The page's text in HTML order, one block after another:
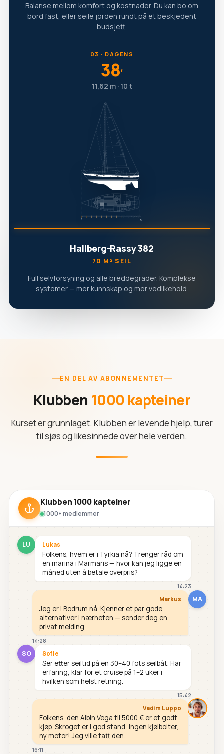
Balanse mellom komfort og kostnader. Du kan bo om
bord fast, eller seile jorden rundt på et beskjedent
budsjett.
03 · DAGENS
38′
11,62 m · 10 t
Hallberg-Rassy 382
70 M² SEIL
Full selvforsyning og alle breddegrader. Komplekse
systemer — mer kunnskap og mer vedlikehold.
EN DEL AV ABONNEMENTET
Klubben 1000 kapteiner
Kurset er grunnlaget. Klubben er levende hjelp, turer
til sjøs og likesinnede over hele verden.
Klubben 1000 kapteiner
1000+ medlemmer
LU Lukas
Folkens, hvem er i Tyrkia nå? Trenger råd om
en marina i Marmaris — hvor kan jeg ligge en
måned uten å betale overpris?
14:23
MA
Markus
Jeg er i Bodrum nå. Kjenner et par gode
alternativer i nærheten — sender deg en
privat melding.
14:28
SO Sofie
Ser etter seiltid på en 30–40 fots seilbåt. Har
erfaring, klar for et cruise på 1–2 uker i
hvilken som helst retning.
15:42
Vadim Luppo
Folkens, den Albin Vega til 5000 € er et godt
kjøp. Skroget er i god stand, ingen kjølbolter,
ny motor! Jeg ville tatt den.
16:11